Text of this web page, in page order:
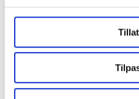
Undermer infokan du lese
data behandles og hvordan
brukes. Du kan hele tiden
samtykke fra erklæringen
LO Medias publikasjoner